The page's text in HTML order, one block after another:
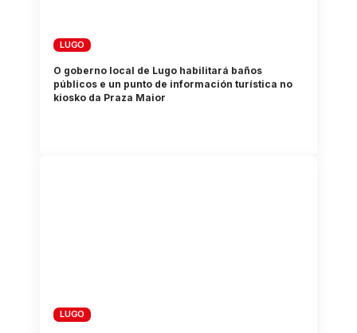
LUGO
O goberno local de Lugo habilitará baños
públicos e un punto de información turística no
kiosko da Praza Maior
LUGO